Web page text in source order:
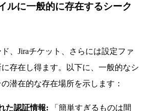
ルに一般的に存在するシーク
、Jiraチケット、さらには設定ファ
存在し得ます。以下に、一般的なシ
潜在的な存在場所を示します：
た認証情報:
「簡単すぎるものは間